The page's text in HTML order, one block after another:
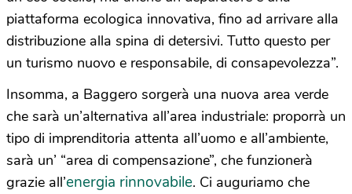
piattaforma ecologica innovativa, fino ad arrivare alla
distribuzione alla spina di detersivi. Tutto questo per
un turismo nuovo e responsabile, di consapevolezza”.
Insomma, a Baggero sorgerà una nuova area verde
che sarà un’alternativa all’area industriale: proporrà un
tipo di imprenditoria attenta all’uomo e all’ambiente,
sarà un’ “area di compensazione”, che funzionerà
grazie all’energia rinnovabile. Ci auguriamo che